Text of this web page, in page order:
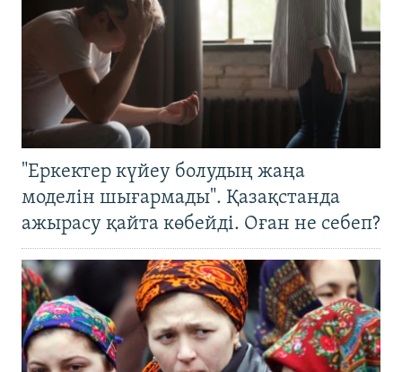
"Еркектер күйеу болудың жаңа
моделін шығармады". Қазақстанда
ажырасу қайта көбейді. Оған не себеп?